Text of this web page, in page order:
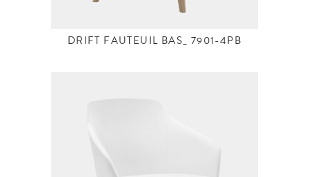
DRIFT FAUTEUIL BAS_ 7901-4PB